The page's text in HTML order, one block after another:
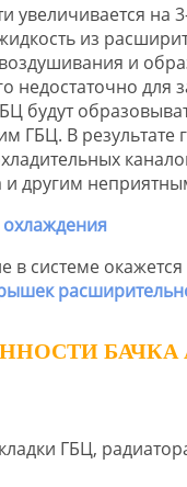
на
из
и
для
будут
В результате
другим
системе
ГБЦ,